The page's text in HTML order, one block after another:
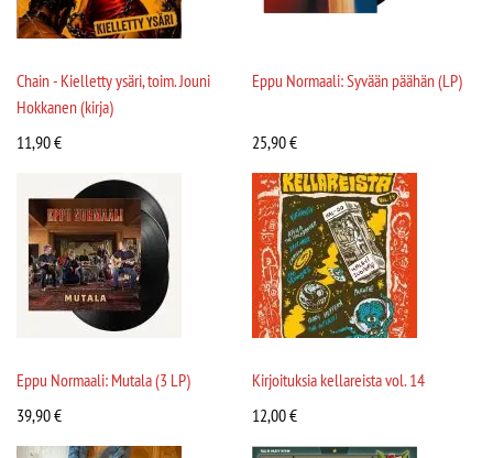
Chain - Kielletty ysäri, toim. Jouni
Hokkanen (kirja)
11,90€
Eppu Normaali: Syvään päähän (LP)
25,90€
Eppu Normaali: Mutala (3 LP)
39,90€
Kirjoituksia kellareista vol. 14
12,00€